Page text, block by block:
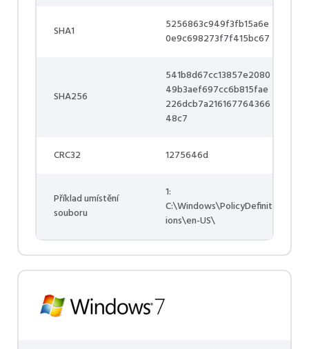
SHA1
5256863c949f3fb15a6e
0e9c698273f7f415bc67
SHA256
541b8d67cc13857e2080
49b3aef697cc6b815fae
226dcb7a216167764366
48c7
CRC32 1275646d
Příklad umístění
souboru
1:
C:\Windows\PolicyDefinit
ions\en-US\